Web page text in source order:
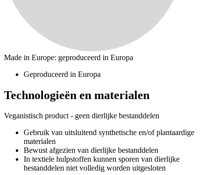
Made in Europe: geproduceerd in Europa
Geproduceerd in Europa
Technologieën en materialen
Veganistisch product - geen dierlijke bestanddelen
Gebruik van uitsluitend synthetische en/of plantaardige
materialen
Bewust afgezien van dierlijke bestanddelen
In textiele hulpstoffen kunnen sporen van dierlijke
bestanddelen niet volledig worden uitgesloten